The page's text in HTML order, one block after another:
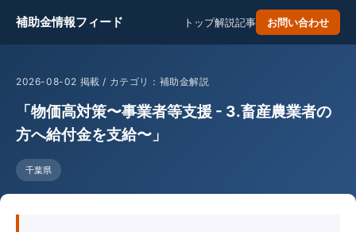
補助金情報フィード トップ解説記事 お問い合わせ
2026-08-02 掲載 / カテゴリ：補助金解説
「物価高対策〜事業者等支援 - 3.畜産農業者の
方へ給付金を支給〜」
千葉県